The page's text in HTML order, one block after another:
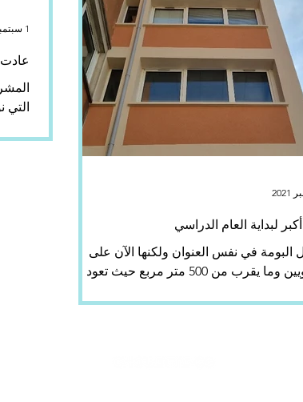
لبداية العام الدراسي
البومة في نفس العنوان ولكنها الآن على
مستويين وما يقرب من 500 متر مربع حيث تعود
عادت Théo les bons tuyaux إلى المدرسة!
1 سبتمبر 2021